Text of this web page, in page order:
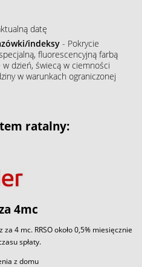
datę
indeksy - Pokrycie
fluorescencyjną farbą
dzień, świecą w ciemności
w warunkach ograniczonej
ratalny:
4mc
4 mc. RRSO około 0,5% miesięcznie
spłaty.
z domu